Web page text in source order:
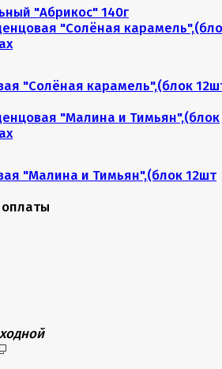
"Абрикос" 140г
"Солёная карамель",(блок
"Малина и Тимьян",(блок 12шт
оплаты